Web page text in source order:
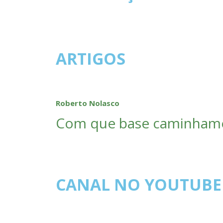
ARTIGOS
Roberto Nolasco
Com que base
CANAL NO YOUTUBE